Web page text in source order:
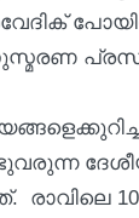
രാവിലെ